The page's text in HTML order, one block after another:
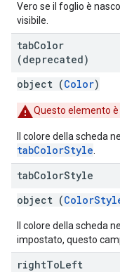
Vero se il foglio è
visibile.
tabColor
(deprecated)
object (Color)
Questo elemento è
Il colore della scheda
tabColorStyle
tabColorStyle
object (
Il colore della scheda
impostato, questo
rightToLeft